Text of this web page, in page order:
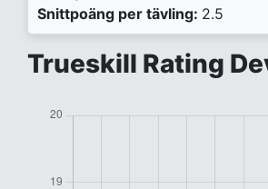
Snittpoäng per tävling: 2.5
Trueskill Rating